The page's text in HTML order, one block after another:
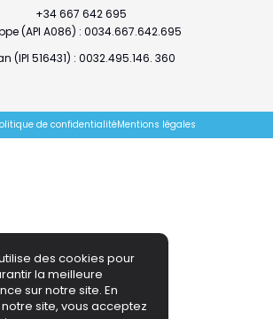
+34 667 642 695
(API A086) : 0034.667.642.695
(IPI 516431) : 0032.495.146. 360
de confidentialitéMentions légales
des cookies pour
la meilleure
sur notre site. En
site, vous acceptez